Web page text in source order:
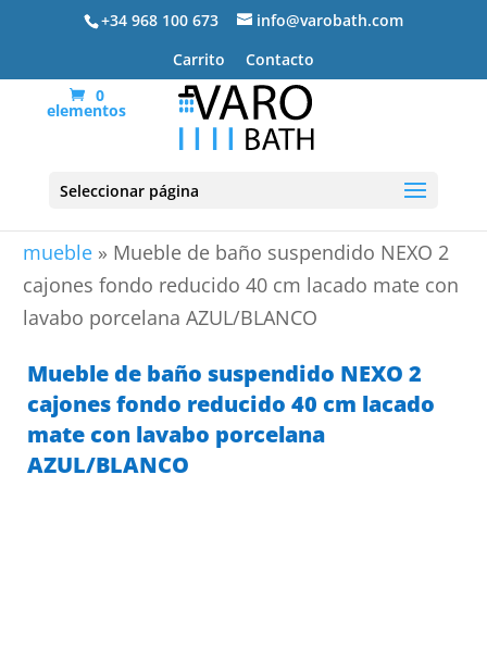
+34 968 100 673
info@varobath.com
Carrito
Contacto
0
elementos
Seleccionar página
mueble » Mueble de baño suspendido NEXO 2
cajones fondo reducido 40 cm lacado mate con
lavabo porcelana AZUL/BLANCO
Mueble de baño suspendido NEXO 2
cajones fondo reducido 40 cm lacado
mate con lavabo porcelana
AZUL/BLANCO